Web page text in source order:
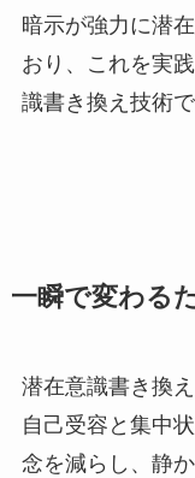
暗示が強力に潜
おり、これを実
識書き換え技術で
一瞬で変わる
潜在意識書き換
自己受容と集中
念を減らし、静